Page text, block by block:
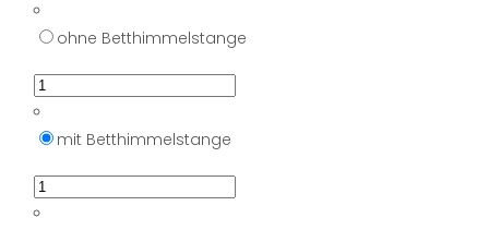
ohne Betthimmelstange
mit Betthimmelstange